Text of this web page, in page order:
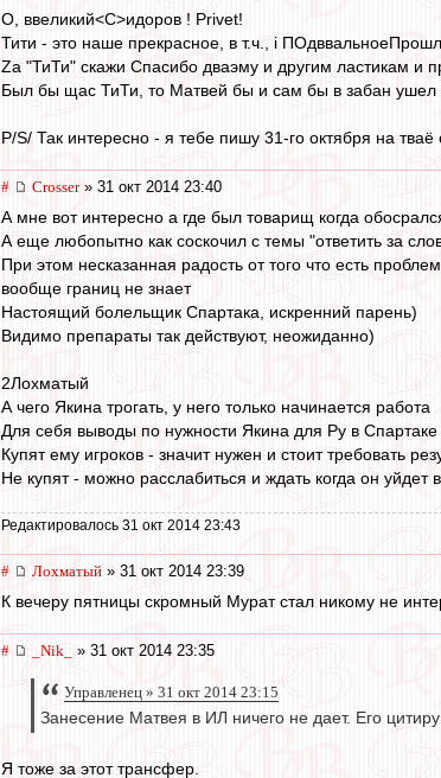
О, ввеликий<C>идоров ! Privet!
Тити - это наше прекрасное, в т.ч., i
Zа "ТиТи" скажи Спасибо дваэму и другим ластикам и
Был бы щас ТиТи, то Матвей бы и сам бы в забан ушел
P/S/ Так интересно - я тебе пишу 31-го октября на
# Crosser» 31 окт 2014 23:40
А мне вот интересно а где был товарищ когда
А еще любопытно как соскочил с темы "ответить за
При этом несказанная радость от того что есть
вообще границ не знает
Настоящий болельщик Спартака, искренний парень)
Видимо препараты так действуют, неожиданно)
2Лохматый
А чего Якина трогать, у него только начинается работа
Для себя выводы по нужности Якина для Ру в
Купят ему игроков - значит нужен и стоит требовать
Не купят - можно расслабиться и ждать когда он
Редактировалось 31 окт 2014 23:43
# Лохматый » 31 окт 2014 23:39
К вечеру пятницы скромный Мурат стал никому не
# _Nik_ » 31 окт 2014 23:35
Управленец » 31 окт 2014 23:15
Занесение Матвея в ИЛ ничего не дает. Его
Я тоже за этот трансфер.